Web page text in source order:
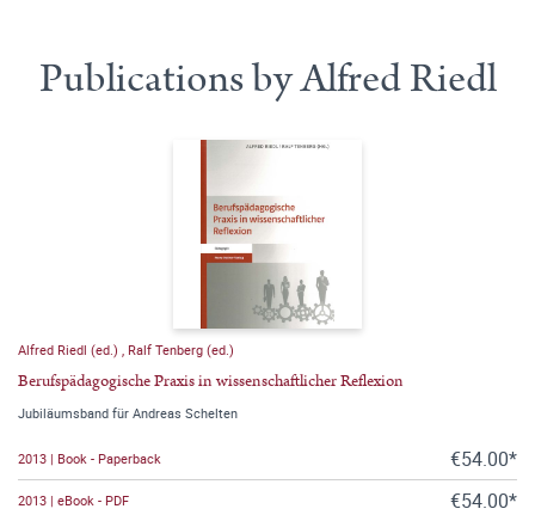
Publications by Alfred Riedl
Alfred Riedl (ed.) Ralf Tenberg (ed.)
Berufspädagogische Praxis in wissenschaftlicher Reflexion
Jubiläumsband für Andreas Schelten
2013 | Book - Paperback €54.00*
2013 | eBook - PDF €54.00*